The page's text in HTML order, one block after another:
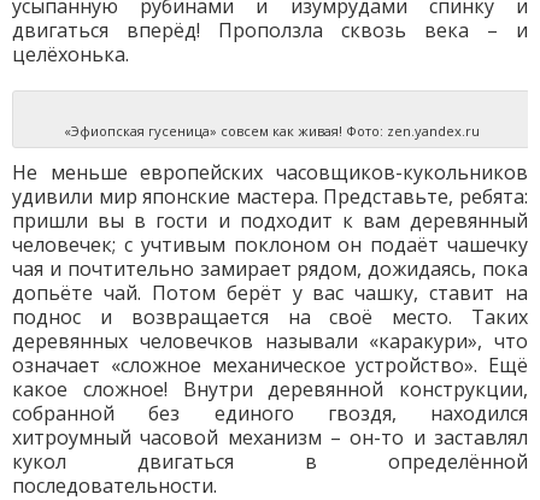
усыпанную рубинами и изумрудами спинку и
двигаться вперёд! Проползла сквозь века – и
целёхонька.
«Эфиопская гусеница» совсем как живая! Фото: zen.yandex.ru
Не меньше европейских часовщиков-кукольников
удивили мир японские мастера. Представьте, ребята:
пришли вы в гости и подходит к вам деревянный
человечек; с учтивым поклоном он подаёт чашечку
чая и почтительно замирает рядом, дожидаясь, пока
допьёте чай. Потом берёт у вас чашку, ставит на
поднос и возвращается на своё место. Таких
деревянных человечков называли «каракури», что
означает «сложное механическое устройство». Ещё
какое сложное! Внутри деревянной конструкции,
собранной без единого гвоздя, находился
хитроумный часовой механизм – он-то и заставлял
кукол двигаться в определённой
последовательности.